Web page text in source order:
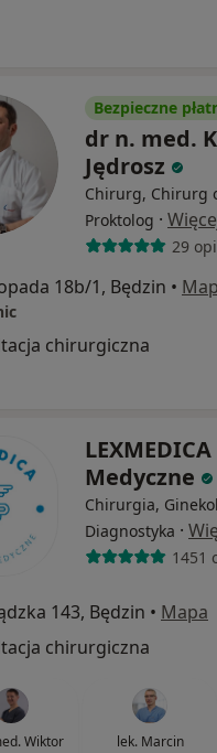
Bezpieczne
dr n. med.
Jędrosz
Chirurg, Chirurg
Proktolog ·
29
18b/1, Będzin •
chirurgiczna
Medyczne
Chirurgia,
Diagnostyka ·
1451
143, Będzin • Mapa
chirurgiczna
Wiktor
lek. Marcin